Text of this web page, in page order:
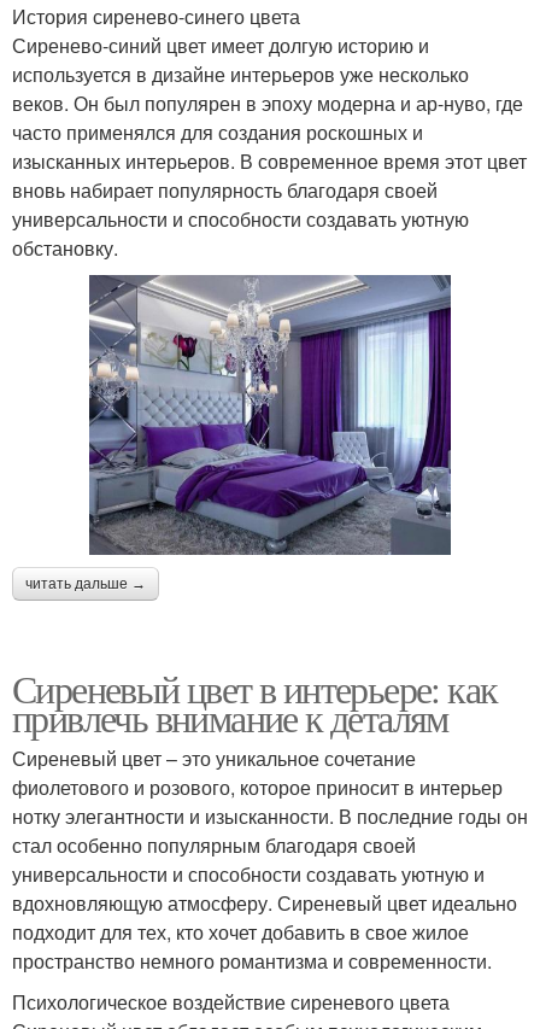
История сиренево-синего цвета
Сиренево-синий цвет имеет долгую историю и
используется в дизайне интерьеров уже несколько
веков. Он был популярен в эпоху модерна и ар-нуво, где
часто применялся для создания роскошных и
изысканных интерьеров. В современное время этот цвет
вновь набирает популярность благодаря своей
универсальности и способности создавать уютную
обстановку.
читать дальше →
Сиреневый цвет в интерьере: как
привлечь внимание к деталям
Сиреневый цвет – это уникальное сочетание
фиолетового и розового, которое приносит в интерьер
нотку элегантности и изысканности. В последние годы он
стал особенно популярным благодаря своей
универсальности и способности создавать уютную и
вдохновляющую атмосферу. Сиреневый цвет идеально
подходит для тех, кто хочет добавить в свое жилое
пространство немного романтизма и современности.
Психологическое воздействие сиреневого цвета